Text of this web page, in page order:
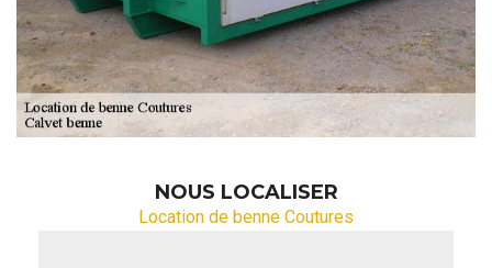
NOUS LOCALISER
Location de benne Coutures